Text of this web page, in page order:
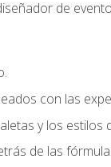
de
con las
y los estilos
de las